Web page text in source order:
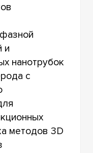
и
нанотрубок
с
методов 3D